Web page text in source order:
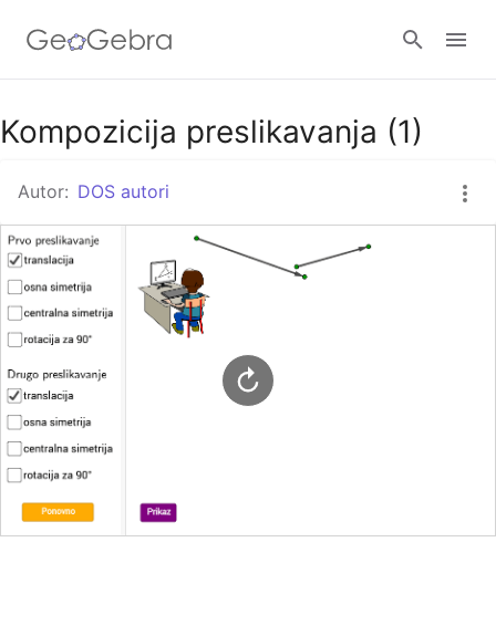
Google Classroom
GeoGebra Razred
Kompozicija preslikavanja (1)
Autor: DOS autori